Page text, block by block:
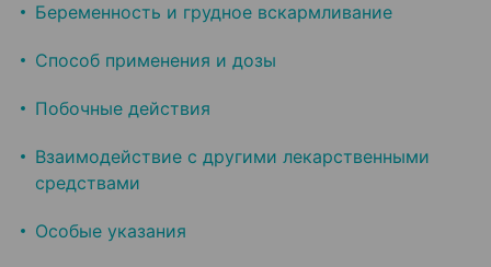
Беременность и грудное вскармливание
Способ применения и дозы
Побочные действия
Взаимодействие с другими лекарственными
средствами
Особые указания